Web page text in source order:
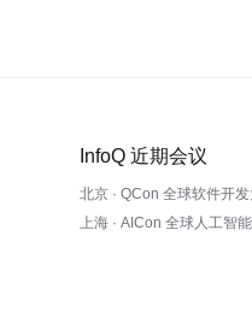
InfoQ 近期会议
北京 · QCon 全球软件开
上海 · AICon 全球人工智